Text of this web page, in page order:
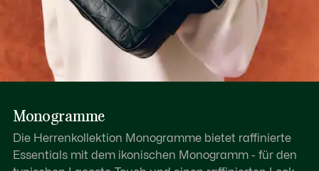
Monogramme
Die Herrenkollektion Monogramme bietet raffinierte
Essentials mit dem ikonischen Monogramm - für den